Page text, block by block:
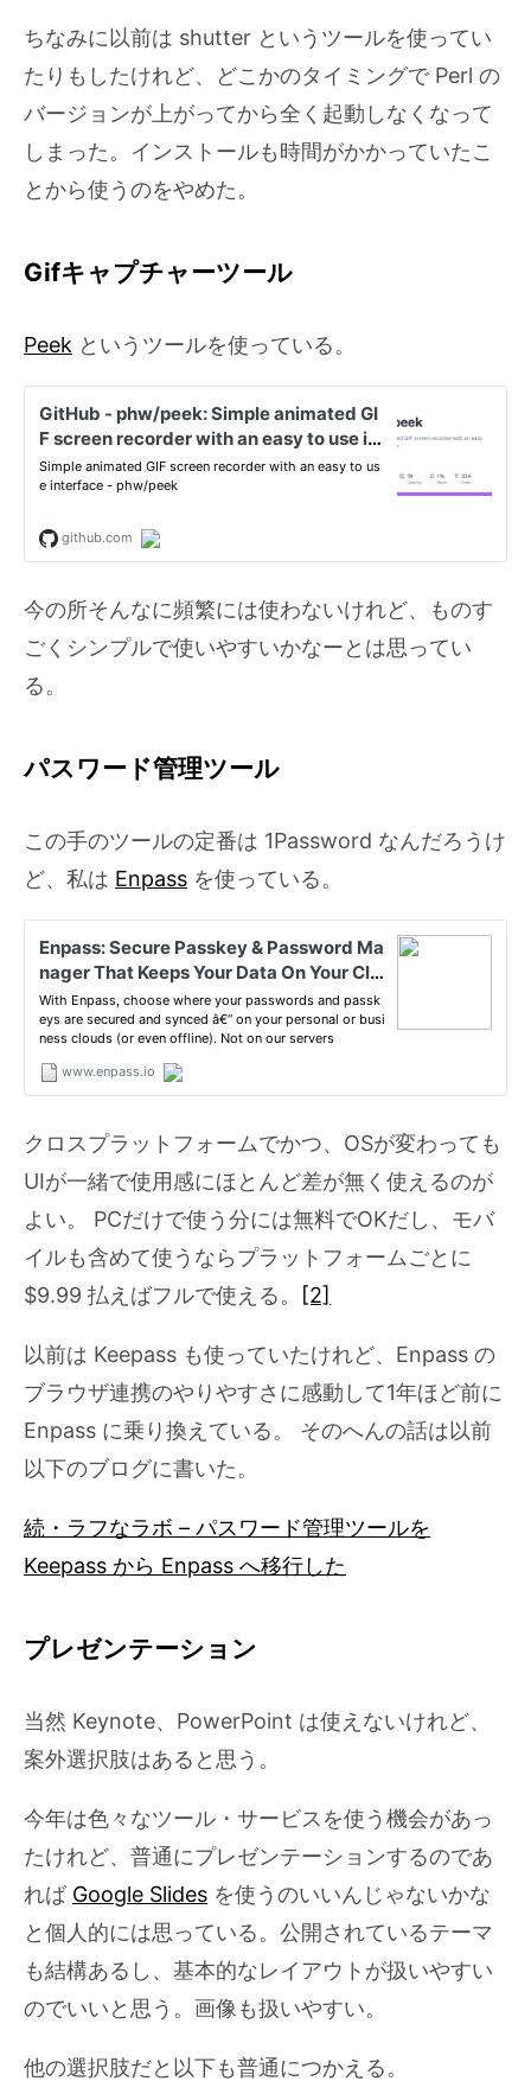
ちなみに以前は shutter というツールを使ってい
たりもしたけれど、どこかのタイミングで Perl の
バージョンが上がってから全く起動しなくなって
しまった。インストールも時間がかかっていたこ
とから使うのをやめた。
Gifキャプチャーツール
Peek というツールを使っている。
今の所そんなに頻繁には使わないけれど、ものす
ごくシンプルで使いやすいかなーとは思ってい
る。
パスワード管理ツール
この手のツールの定番は 1Password なんだろうけ
ど、私は Enpass を使っている。
クロスプラットフォームでかつ、OSが変わっても
UIが一緒で使用感にほとんど差が無く使えるのが
よい。 PCだけで使う分には無料でOKだし、モバ
イルも含めて使うならプラットフォームごとに
$9.99 払えばフルで使える。 [2]
以前は Keepass も使っていたけれど、Enpass の
ブラウザ連携のやりやすさに感動して1年ほど前に
Enpass に乗り換えている。 そのへんの話は以前
以下のブログに書いた。
続・ラフなラボ – パスワード管理ツールを
Keepass から Enpass へ移行した
プレゼンテーション
当然 Keynote、PowerPoint は使えないけれど、
案外選択肢はあると思う。
今年は色々なツール・サービスを使う機会があっ
たけれど、普通にプレゼンテーションするのであ
れば Google Slides を使うのいいんじゃないかな
と個人的には思っている。公開されているテーマ
も結構あるし、基本的なレイアウトが扱いやすい
のでいいと思う。画像も扱いやすい。
他の選択肢だと以下も普通につかえる。